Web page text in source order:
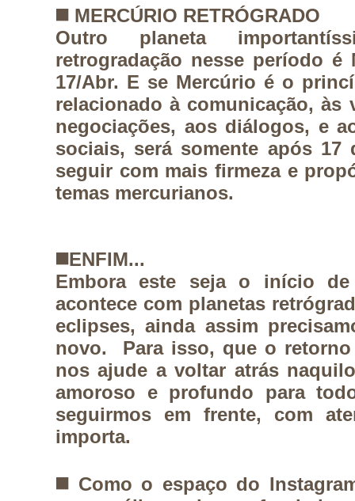
◼️ MERCÚRIO RETRÓGRADO
Outro planeta
retrogradação nesse período é
17/Abr. E se Mercúrio é o
relacionado à comunicação, às
negociações, aos diálogos, e
sociais, será somente após 17
seguir com mais firmeza e
temas mercurianos.
◼️ENFIM...
Embora este seja o início
acontece com planetas
eclipses, ainda assim
novo. Para isso, que o
nos ajude a voltar atrás
amoroso e profundo para
seguirmos em frente, com
importa.
◼️ Como o espaço do